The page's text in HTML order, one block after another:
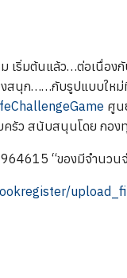
เริ่มต้นแล้ว…ต่อเนื่อ
ก……กับรูปแบบใหม่
ศูน
ครัว สนับสนุนโดย กอ
“ของมีจำนวน